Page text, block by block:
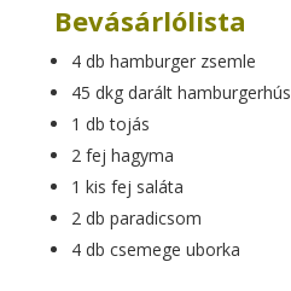
Bevásárlólista
4 db hamburger zsemle
45 dkg darált hamburgerhús
1 db tojás
2 fej hagyma
1 kis fej saláta
2 db paradicsom
4 db csemege uborka